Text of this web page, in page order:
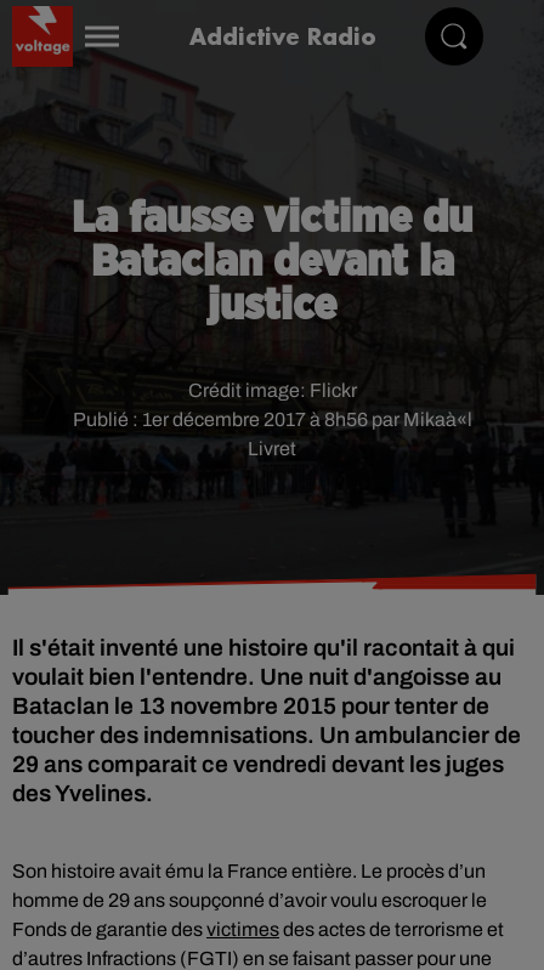
Addictive Radio
La fausse victime du
Bataclan devant la
justice
Publié : 1er décembre 2017 à 8h56 par Mikaà«l
Livret
Crédit image: Flickr
Il s'était inventé une histoire qu'il racontait à qui
voulait bien l'entendre. Une nuit d'angoisse au
Bataclan le 13 novembre 2015 pour tenter de
toucher des indemnisations. Un ambulancier de
29 ans comparait ce vendredi devant les juges
des Yvelines.
Son histoire avait ému la France entière. Le procès d’un
homme de 29 ans soupçonné d’avoir voulu escroquer le
Fonds de garantie desvictimesdes actes de terrorisme et
d’autres Infractions (FGTI) en se faisant passer pour une